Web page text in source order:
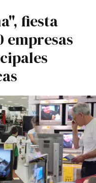
fiesta
empresas